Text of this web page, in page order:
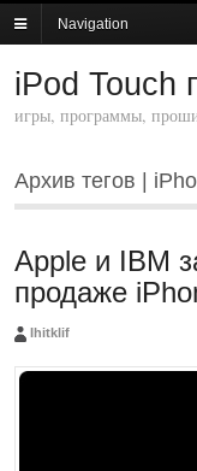
Navigation
iPod Touch
игры, программы,
Архив тегов |
Apple и IBM
продаже
Ihitklif